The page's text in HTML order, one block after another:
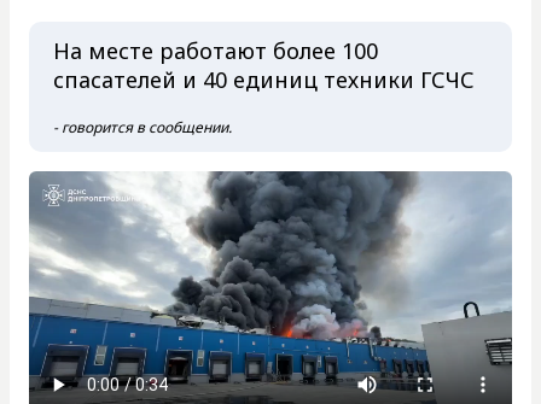
На месте работают более 100
спасателей и 40 единиц техники ГСЧС
- говорится в сообщении.